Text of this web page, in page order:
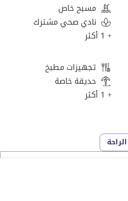
مسبح خاص
نادي صحي مشترك
+ 1 أكثر
تجهيزات مطبخ
حديقة خاصة
+ 1 أكثر